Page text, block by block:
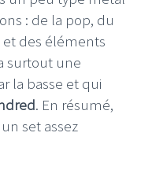
: de la pop, du
et des éléments
surtout une
la basse et qui
. En résumé,
set assez